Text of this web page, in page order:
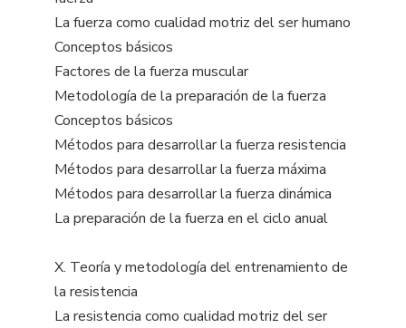
La fuerza como cualidad motriz del ser humano
Conceptos básicos
Factores de la fuerza muscular
Metodología de la preparación de la fuerza
Conceptos básicos
Métodos para desarrollar la fuerza resistencia
Métodos para desarrollar la fuerza máxima
Métodos para desarrollar la fuerza dinámica
La preparación de la fuerza en el ciclo anual
X. Teoría y metodología del entrenamiento de
la resistencia
La resistencia como cualidad motriz del ser